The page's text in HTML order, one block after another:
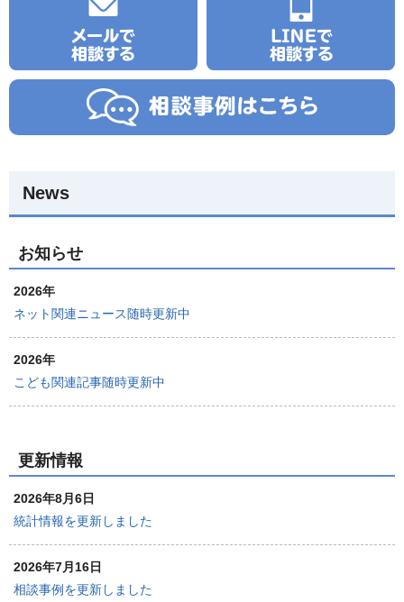
News
お知らせ
2026年
ネット関連ニュース随時更新中
2026年
こども関連記事随時更新中
更新情報
2026年8月6日
統計情報を更新しました
2026年7月16日
相談事例を更新しました